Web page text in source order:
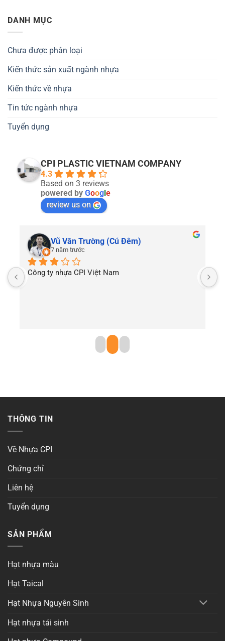
DANH MỤC
Chưa được phân loại
Kiến thức sản xuất ngành nhựa
Kiến thức về nhựa
Tin tức ngành nhựa
Tuyển dụng
CPI PLASTIC VIETNAM COMPANY
4.3
Based on 3 reviews
powered by Goog e
review us on
Vũ Văn Trường (Cú Đêm)
7 năm trước
Công ty nhựa CPI Việt Nam
THÔNG TIN
Về Nhựa CPI
Chứng chỉ
Liên hệ
Tuyển dụng
SẢN PHẨM
Hạt nhựa màu
Hạt Taical
Hạt Nhựa Nguyên Sinh
Hạt nhựa tái sinh